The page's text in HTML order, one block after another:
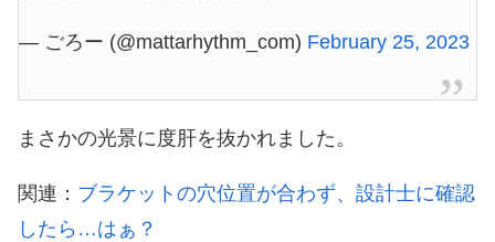
— ごろー (@mattarhythm_com) February 25, 2023
まさかの光景に度肝を抜かれました。
関連： ブラケットの穴位置が合わず、設計士に確認
したら…はぁ？